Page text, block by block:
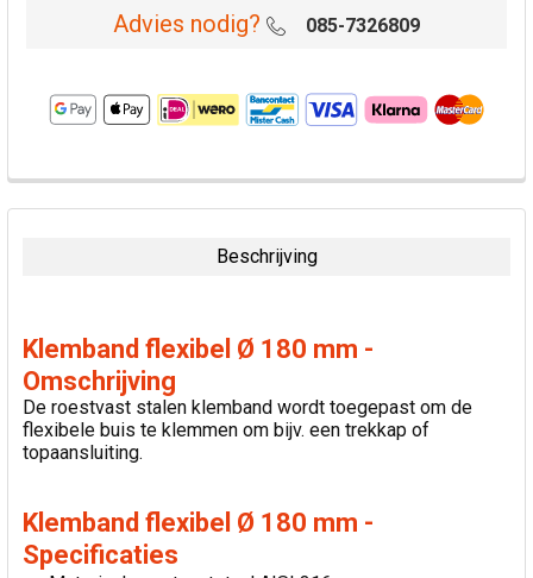
Advies nodig? 085-7326809
VAAK
SAMEN
VOEG
GESELECTEERDE
TOE AAN
WINKELWAGEN
Beschrijving
Klemband flexibel Ø 180 mm -
Omschrijving
De roestvast stalen klemband wordt toegepast om de
flexibele buis te klemmen om bijv. een trekkap of
topaansluiting.
Klemband flexibel Ø 180 mm -
Specificaties